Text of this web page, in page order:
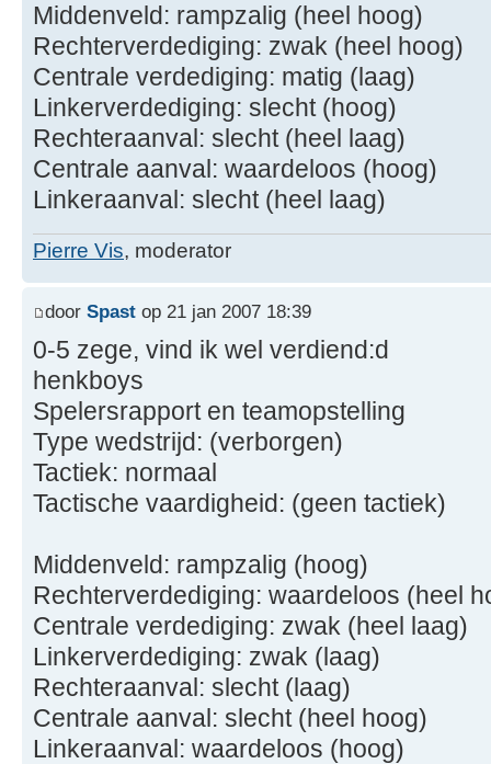
Middenveld: rampzalig (heel hoog)
Rechterverdediging: zwak (heel hoog)
Centrale verdediging: matig (laag)
Linkerverdediging: slecht (hoog)
Rechteraanval: slecht (heel laag)
Centrale aanval: waardeloos (hoog)
Linkeraanval: slecht (heel laag)
Pierre Vis, moderator
door Spast op 21 jan 2007 18:39
0-5 zege, vind ik wel verdiend:d
henkboys
Spelersrapport en teamopstelling
Type wedstrijd: (verborgen)
Tactiek: normaal
Tactische vaardigheid: (geen tactiek)
Middenveld: rampzalig (hoog)
Rechterverdediging: waardeloos (heel
Centrale verdediging: zwak (heel laag)
Linkerverdediging: zwak (laag)
Rechteraanval: slecht (laag)
Centrale aanval: slecht (heel hoog)
Linkeraanval: waardeloos (hoog)